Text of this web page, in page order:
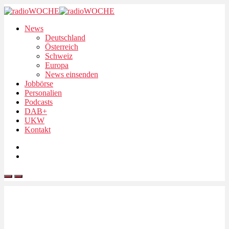
News
Deutschland
Österreich
Schweiz
Europa
News einsenden
Jobbörse
Personalien
Podcasts
DAB+
UKW
Kontakt